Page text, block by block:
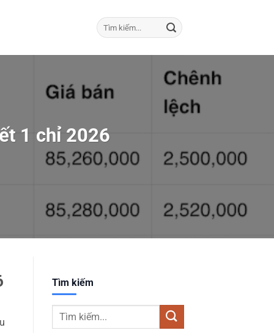
1 chỉ 2026
Tìm kiếm